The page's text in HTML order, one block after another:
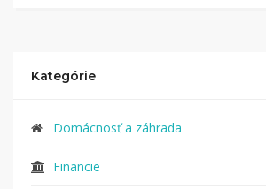
Kategórie
Domácnosť a záhrada
Financie